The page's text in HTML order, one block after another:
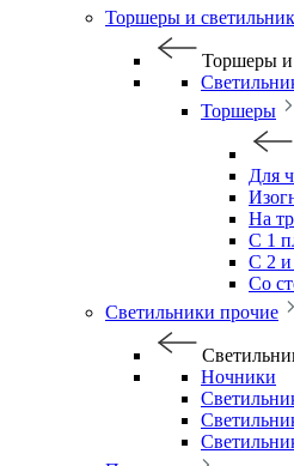
Торшеры и
Торшеры и
Торшеры
Для
На
С 1
С 2 и
Со
Светильники прочие
Ночники